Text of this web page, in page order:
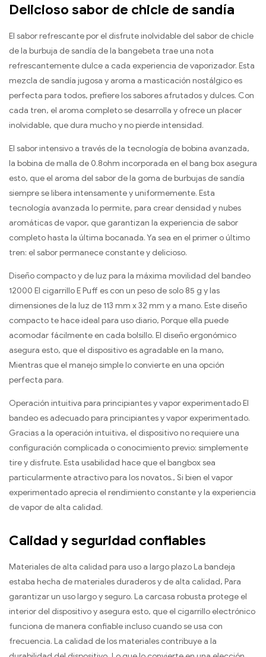
Delicioso sabor de chicle de sandía
El sabor refrescante por el disfrute inolvidable del sabor de chicle
de la burbuja de sandía de la bangebeta trae una nota
refrescantemente dulce a cada experiencia de vaporizador. Esta
mezcla de sandía jugosa y aroma a masticación nostálgico es
perfecta para todos, prefiere los sabores afrutados y dulces. Con
cada tren, el aroma completo se desarrolla y ofrece un placer
inolvidable, que dura mucho y no pierde intensidad.
El sabor intensivo a través de la tecnología de bobina avanzada,
la bobina de malla de 0.8ohm incorporada en el bang box asegura
esto, que el aroma del sabor de la goma de burbujas de sandía
siempre se libera intensamente y uniformemente. Esta
tecnología avanzada lo permite, para crear densidad y nubes
aromáticas de vapor, que garantizan la experiencia de sabor
completo hasta la última bocanada. Ya sea en el primer o último
tren: el sabor permanece constante y delicioso.
Diseño compacto y de luz para la máxima movilidad del bandeo
12000 El cigarrillo E Puff es con un peso de solo 85 g y las
dimensiones de la luz de 113 mm x 32 mm y a mano. Este diseño
compacto te hace ideal para uso diario, Porque ella puede
acomodar fácilmente en cada bolsillo. El diseño ergonómico
asegura esto, que el dispositivo es agradable en la mano,
Mientras que el manejo simple lo convierte en una opción
perfecta para.
Operación intuitiva para principiantes y vapor experimentado El
bandeo es adecuado para principiantes y vapor experimentado.
Gracias a la operación intuitiva, el dispositivo no requiere una
configuración complicada o conocimiento previo: simplemente
tire y disfrute. Esta usabilidad hace que el bangbox sea
particularmente atractivo para los novatos., Si bien el vapor
experimentado aprecia el rendimiento constante y la experiencia
de vapor de alta calidad.
Calidad y seguridad confiables
Materiales de alta calidad para uso a largo plazo La bandeja
estaba hecha de materiales duraderos y de alta calidad, Para
garantizar un uso largo y seguro. La carcasa robusta protege el
interior del dispositivo y asegura esto, que el cigarrillo electrónico
funciona de manera confiable incluso cuando se usa con
frecuencia. La calidad de los materiales contribuye a la